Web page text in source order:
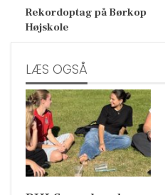
Rekordoptag på Børkop
Højskole
LÆS OGSÅ